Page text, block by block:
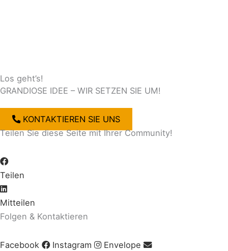
Los geht’s!
GRANDIOSE IDEE – WIR SETZEN SIE UM!
KONTAKTIEREN SIE UNS
Teilen Sie diese Seite mit Ihrer Community!
Teilen
Mitteilen
Folgen & Kontaktieren
Facebook Instagram Envelope